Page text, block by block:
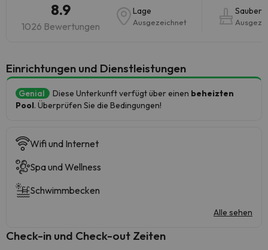
8.9
1026 Bewertungen
Lage
Ausgezeichnet
​Einrichtungen und Dienstleistungen
Genial Diese Unterkunft verfügt über einen beheizten
Pool. Überprüfen Sie die Bedingungen!
Wifi und Internet
Spa und Wellness
Schwimmbecken
Alle sehen
Check-in und Check-out Zeiten